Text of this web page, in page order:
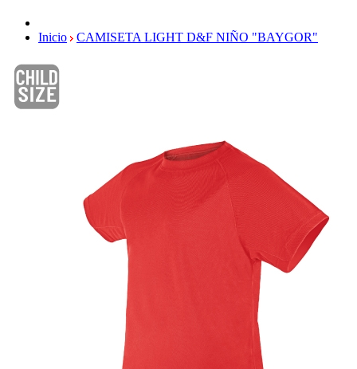
Inicio CAMISETA LIGHT D&F NIÑO "BAYGOR"